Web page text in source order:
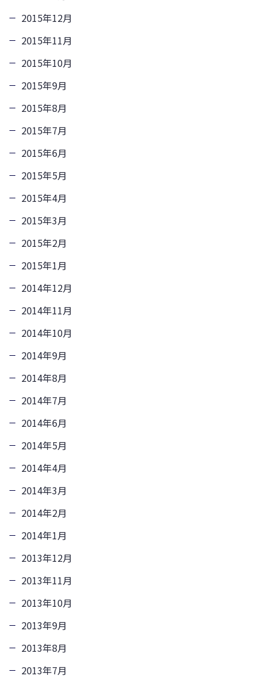
2015年12月
2015年11月
2015年10月
2015年9月
2015年8月
2015年7月
2015年6月
2015年5月
2015年4月
2015年3月
2015年2月
2015年1月
2014年12月
2014年11月
2014年10月
2014年9月
2014年8月
2014年7月
2014年6月
2014年5月
2014年4月
2014年3月
2014年2月
2014年1月
2013年12月
2013年11月
2013年10月
2013年9月
2013年8月
2013年7月